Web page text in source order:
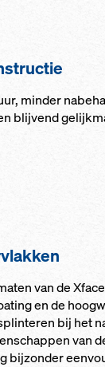
min­der
blij­vend
van de
en de
bij het
van
bijzon­der